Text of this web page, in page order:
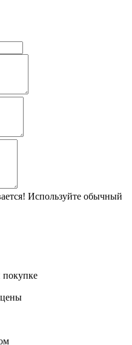
Используйте обычный
покупке
цены